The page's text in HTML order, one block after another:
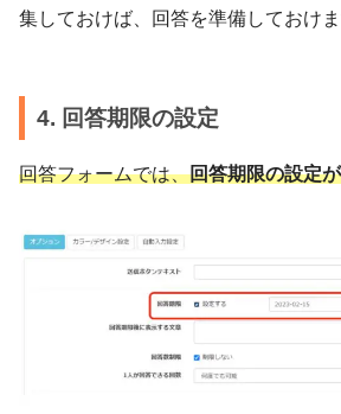
集しておけば、回答を準備しておけま
4. 回答期限の設定
回答フォームでは、回答期限の設定